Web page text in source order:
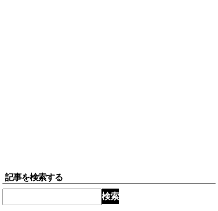
記事を検索する
検索